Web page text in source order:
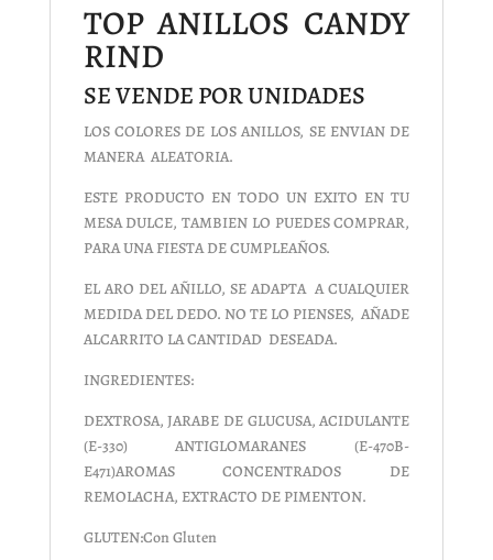
TOP ANILLOS CANDY
RIND
SE VENDE POR UNIDADES
LOS COLORES DE LOS ANILLOS, SE ENVIAN DE
MANERA ALEATORIA.
ESTE PRODUCTO EN TODO UN EXITO EN TU
MESA DULCE, TAMBIEN LO PUEDES COMPRAR,
PARA UNA FIESTA DE CUMPLEAÑOS.
EL ARO DEL AÑILLO, SE ADAPTA A CUALQUIER
MEDIDA DEL DEDO. NO TE LO PIENSES, AÑADE
ALCARRITO LA CANTIDAD DESEADA.
INGREDIENTES:
DEXTROSA, JARABE DE GLUCUSA, ACIDULANTE
(E-330) ANTIGLOMARANES (E-470B-
E471)AROMAS CONCENTRADOS DE
REMOLACHA, EXTRACTO DE PIMENTON.
GLUTEN:Con Gluten